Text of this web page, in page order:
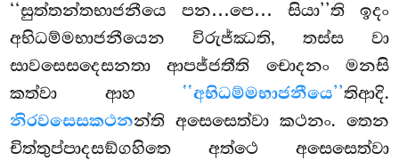
‘‘සුත්තන්තභාජනීයෙ පන…පෙ… සියා’’ති ඉදං
අභිධම්මභාජනීයෙන විරුජ්ඣති, තස්ස වා
සාවසෙසදෙසනතා ආපජ්ජතීති චොදනං මනසි
කත්වා ආහ ‘‘අභිධම්මභාජනීයෙ’’තිආදි.
නිරවසෙසකථනන්ති අසෙසෙත්වා කථනං. තෙන
චිත්තුප්පාදසඞ්ගහිතෙ අත්ථෙ අසෙසෙත්වා